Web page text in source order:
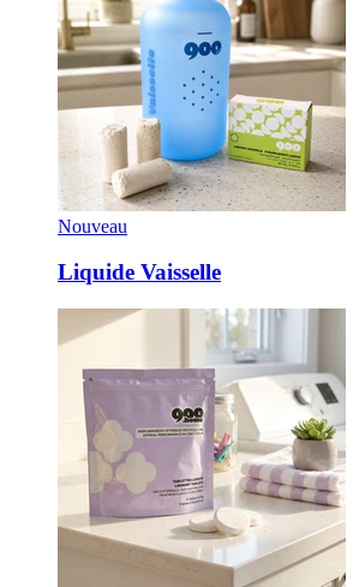
Nouveau
Liquide Vaisselle